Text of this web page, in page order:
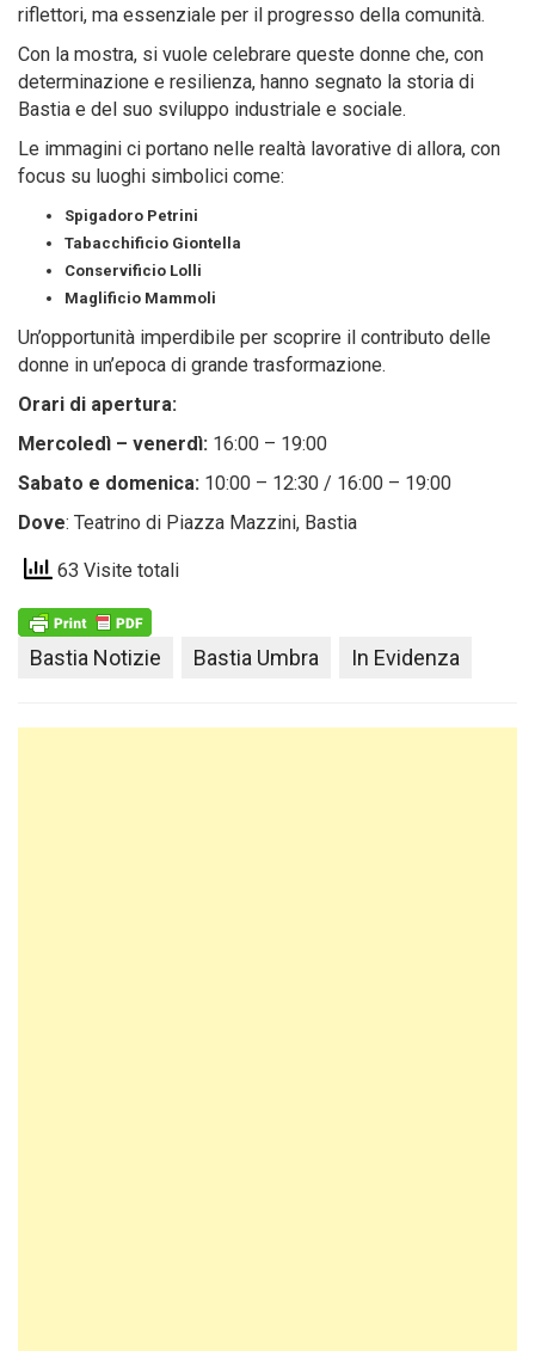
riflettori, ma essenziale per il progresso della comunità.
Con la mostra, si vuole celebrare queste donne che, con
determinazione e resilienza, hanno segnato la storia di
Bastia e del suo sviluppo industriale e sociale.
Le immagini ci portano nelle realtà lavorative di allora, con
focus su luoghi simbolici come:
Spigadoro Petrini
Tabacchificio Giontella
Conservificio Lolli
Maglificio Mammoli
Un’opportunità imperdibile per scoprire il contributo delle
donne in un’epoca di grande trasformazione.
Orari di apertura:
Mercoledì – venerdì: 16:00 – 19:00
Sabato e domenica: 10:00 – 12:30 / 16:00 – 19:00
Dove: Teatrino di Piazza Mazzini, Bastia
63 Visite totali
Bastia Notizie Bastia Umbra In Evidenza